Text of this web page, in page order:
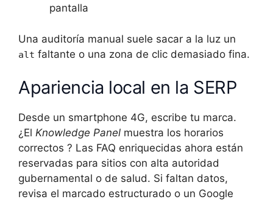
pantalla
Una auditoría manual suele sacar a la luz un
alt faltante o una zona de clic demasiado fina.
Apariencia local en la SERP
Desde un smartphone 4G, escribe tu marca.
¿El Knowledge Panel muestra los horarios
correctos ? Las FAQ enriquecidas ahora están
reservadas para sitios con alta autoridad
gubernamental o de salud. Si faltan datos,
revisa el marcado estructurado o un Google